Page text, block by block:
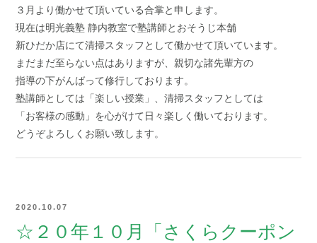
３月より働かせて頂いている合掌と申します。
現在は明光義塾 静内教室で塾講師とおそうじ本舗
新ひだか店にて清掃スタッフとして働かせて頂いています。
まだまだ至らない点はありますが、親切な諸先輩方の
指導の下がんばって修行しております。
塾講師としては「楽しい授業」、清掃スタッフとしては
「お客様の感動」を心がけて日々楽しく働いております。
どうぞよろしくお願い致します。
2020.10.07
☆２０年１０月「さくらクーポン